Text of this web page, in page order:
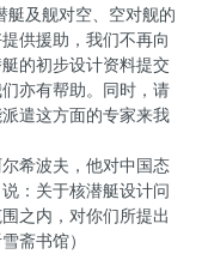
艇及舰对空、空对舰的
供援助，我们不再向
的初步设计资料提交
亦有帮助。同时，请
遣这方面的专家来我
希波夫，他对中国态
：关于核潜艇设计问
之内，对你们所提出
斋书馆）